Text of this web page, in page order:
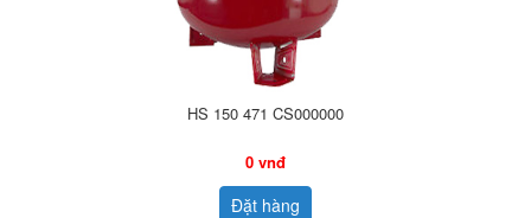
HS 150 471 CS000000
0 vnđ
Đặt hàng